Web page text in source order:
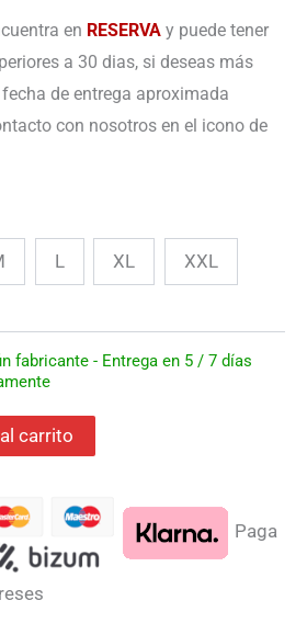
en RESERVA y puede tener
a 30 dias, si deseas más
de entrega aproximada
con nosotros en el icono de
L XL XXL
fabricante - Entrega en 5 / 7 días
carrito
Paga